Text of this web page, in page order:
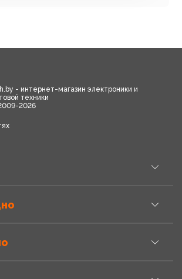
- интернет-магазин электроники и
техники
2026